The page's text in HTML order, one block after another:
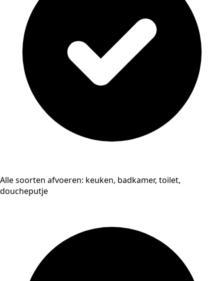
Alle soorten afvoeren: keuken, badkamer, toilet,
doucheputje